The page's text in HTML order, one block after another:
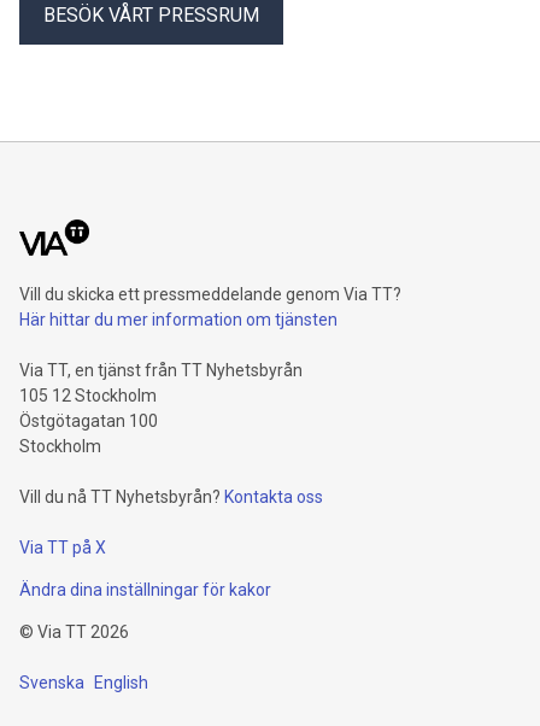
BESÖK VÅRT PRESSRUM
Vill du skicka ett pressmeddelande genom Via TT?
Här hittar du mer information om tjänsten
Via TT, en tjänst från TT Nyhetsbyrån
105 12 Stockholm
Östgötagatan 100
Stockholm
Vill du nå TT Nyhetsbyrån? Kontakta oss
Via TT på X
Ändra dina inställningar för kakor
© Via TT 2026
Svenska English